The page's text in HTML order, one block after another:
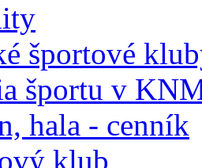
športové
športu v
hala - cenník
klub